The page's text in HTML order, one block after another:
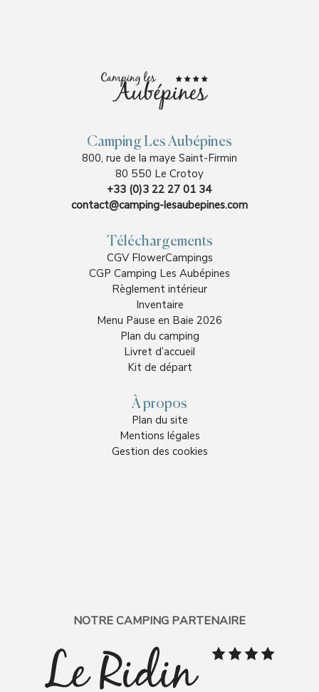
Camping Les Aubépines
800, rue de la maye Saint-Firmin
80 550 Le Crotoy
+33 (0)3 22 27 01 34
contact@camping-lesaubepines.com
Téléchargements
CGV FlowerCampings
CGP Camping Les Aubépines
Règlement intérieur
Inventaire
Menu Pause en Baie 2026
Plan du camping
Livret d’accueil
Kit de départ
À propos
Plan du site
Mentions légales
Gestion des cookies
NOTRE CAMPING PARTENAIRE